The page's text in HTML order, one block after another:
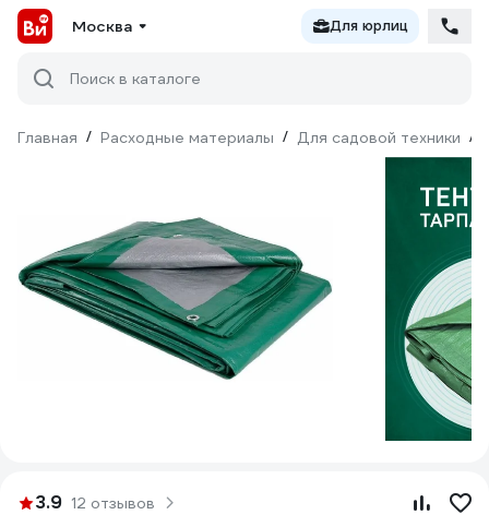
Москва Для юрлиц
Поиск в каталоге
Главная / Расходные материалы / Для садовой техники /
3.9 12 отзывов